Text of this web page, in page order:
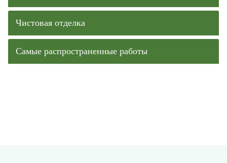
Чистовая отделка
Самые распространенные работы